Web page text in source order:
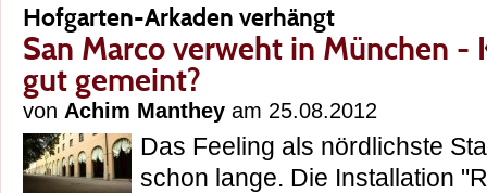
Hofgarten-Arkaden verhängt
San Marco verweht in München -
gut gemeint?
von Achim Manthey am 25.08.2012
Das Feeling als nördlichste
schon lange. Die Installation